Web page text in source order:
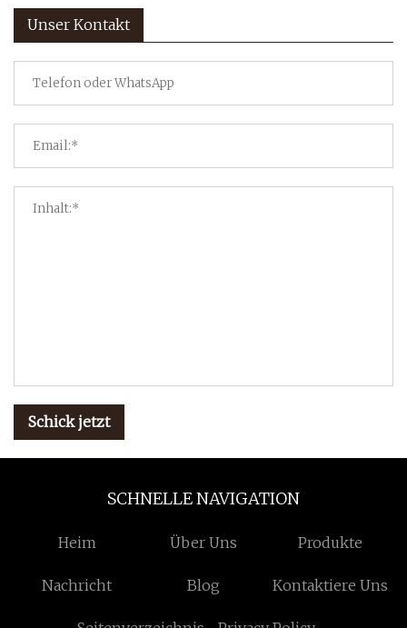
Unser Kontakt
Schick jetzt
SCHNELLE NAVIGATION
Heim Über Uns Produkte
Nachricht Blog Kontaktiere Uns